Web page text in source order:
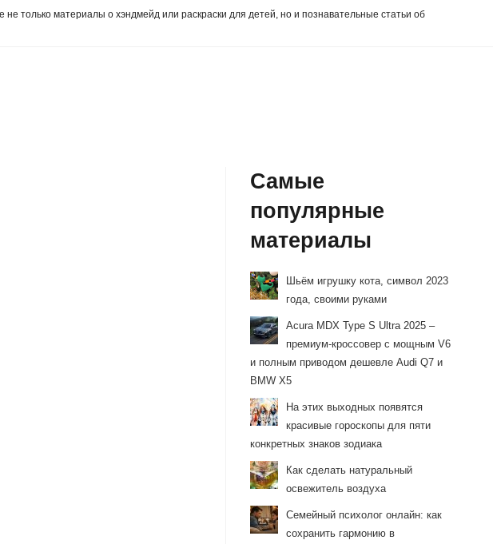
только материалы о хэндмейд или раскраски для детей, но и познавательные статьи об
Самые
популярные
материалы
Шьём игрушку кота, символ 2023
года, своими руками
Acura MDX Type S Ultra 2025 –
премиум-кроссовер с мощным V6
и полным приводом дешевле Audi Q7 и
BMW X5
На этих выходных появятся
красивые гороскопы для пяти
конкретных знаков зодиака
Как сделать натуральный
освежитель воздуха
Семейный психолог онлайн: как
сохранить гармонию в